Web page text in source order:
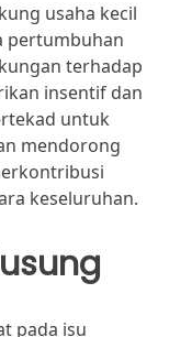
usaha kecil
pertumbuhan
terhadap
insentif dan
untuk
mendorong
keseluruhan.
pada isu